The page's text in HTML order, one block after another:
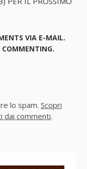
VIA E-MAIL.
lo spam. Scopri
dai commenti.